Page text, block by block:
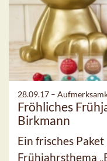
28.09.17 –
Fröhliches
Birkmann
Ein frisches
Frühjahrsthema